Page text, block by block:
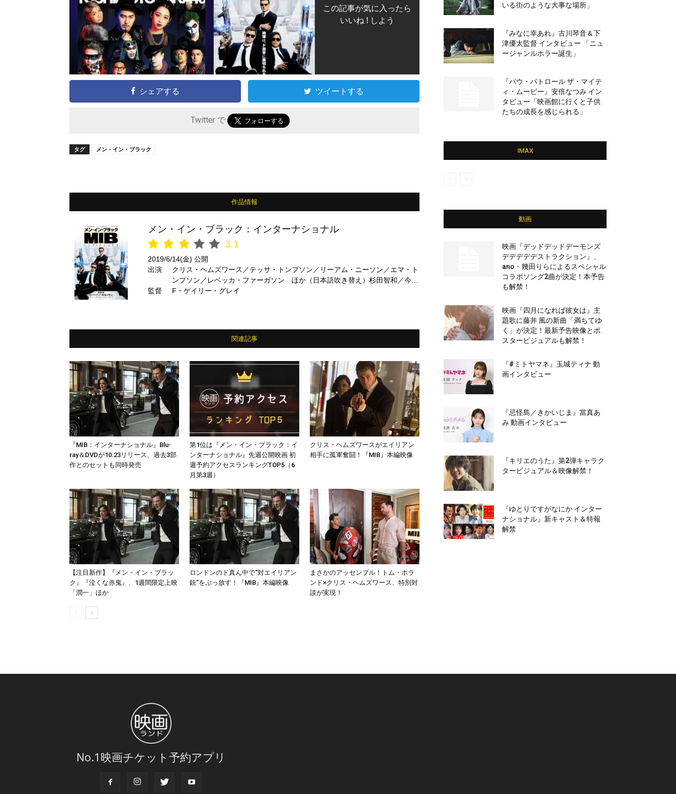
この記事が気に入ったら
いいね ! しよう
シェアする ツイートする
Twitter で
タグ メン・イン・ブラック
作品情報
メン・イン・ブラック：インターナショナル
3.1
2019/6/14(金) 公開
出演
クリス・ヘムズワース／テッサ・トンプソン／リーアム・ニーソン／エマ・ト
ンプソン／レベッカ・ファーガソン ほか（日本語吹き替え）杉田智和／今田
美桜 ほか
監督 F・ゲイリー・グレイ
関連記事
『MIB：インターナショナル』Blu-
ray＆DVDが10.23リリース、過去3部
作とのセットも同時発売
第1位は『メン・イン・ブラック：イ
ンターナショナル』先週公開映画 初
週予約アクセスランキングTOP5（6
月第3週）
クリス・ヘムズワースがエイリアン
相手に孤軍奮闘！『MIB』本編映像
【注目新作】『メン・イン・ブラッ
ク』『泣くな赤鬼』、1週間限定上映
「潤一」ほか
ロンドンのド真ん中で“対エイリアン
銃”をぶっ放す！『MIB』本編映像
まさかのアッセンブル！トム・ホラ
ンド×クリス・ヘムズワース、特別対
談が実現！
いる街のような大事な場所」
『みなに幸あれ』古川琴音＆下
津優太監督 インタビュー 「ニュ
ージャンルホラー誕生」
『パウ・パトロール ザ・マイテ
ィ・ムービー』安倍なつみ イン
タビュー「映画館に行くと子供
たちの成長を感じられる」
IMAX
動画
映画『デッドデッドデーモンズ
デデデデデストラクション』、
ano・幾田りらによるスペシャル
コラボソング2曲が決定！本予告
も解禁！
映画『四月になれば彼女は』主
題歌に藤井 風の新曲「満ちてゆ
く」が決定！最新予告映像とポ
スタービジュアルも解禁！
『#ミトヤマネ』玉城ティナ 動
画インタビュー
『忌怪島／きかいじま』當真あ
み 動画インタビュー
『キリエのうた』第2弾キャラク
タービジュアル＆映像解禁！
『ゆとりですがなにか インター
ナショナル』新キャスト＆特報
解禁
No.1映画チケット予約アプリ